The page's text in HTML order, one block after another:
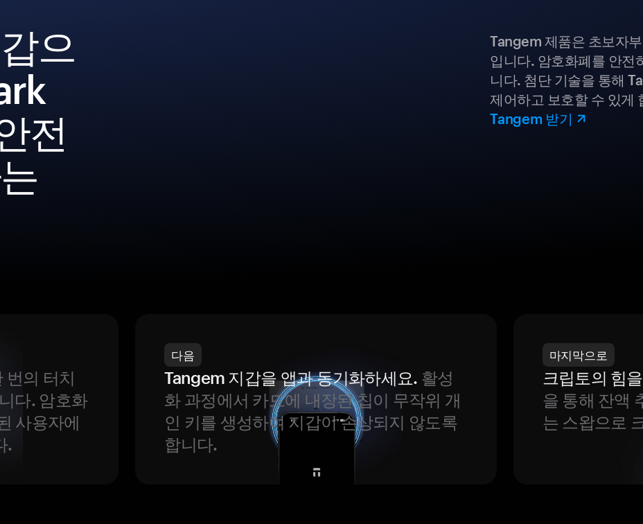
으
전
Tangem 제품은 초보자
입니다. 암호화폐를 안전
니다. 첨단 기술을 통해
제어하고 보호할 수 있게
Tangem 받기
번의 터치
다. 암호화
사용자에
.
다음
Tangem 지갑을 앱과 동기화하세요. 활성
화 과정에서 카드에 내장된 칩이 무작위 개
인 키를 생성하여 지갑이 손상되지 않도록
합니다.
마지막으로
크립토의 힘
을 통해 잔액
는 스왑으로